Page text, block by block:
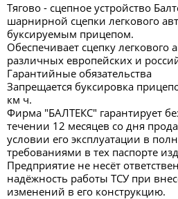
Тягово - сцепное устройство
шарнирной сцепки легкового
буксируемым прицепом.
Обеспечивает сцепку
различных европейских и
Гарантийные обязательства
Запрещается буксировка
км ч.
Фирма "БАЛТЕКС" гарантирует
течении 12 месяцев со дня
условии его эксплуатации в
требованиями в тех паспорте
Предприятие не несёт
надёжность работы ТСУ при
изменений в его конструкцию.